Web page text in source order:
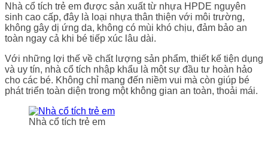
Nhà cổ tích trẻ em được sản xuất từ nhựa HPDE nguyên
sinh cao cấp, đây là loại nhựa thân thiện với môi trường,
không gây dị ứng da, không có mùi khó chịu, đảm bảo an
toàn ngay cả khi bé tiếp xúc lâu dài.
Với những lợi thế về chất lượng sản phẩm, thiết kế tiện dụng
và uy tín, nhà cổ tích nhập khẩu là một sự đầu tư hoàn hảo
cho các bé. Không chỉ mang đến niềm vui mà còn giúp bé
phát triển toàn diện trong một không gian an toàn, thoải mái.
Nhà cổ tích trẻ em